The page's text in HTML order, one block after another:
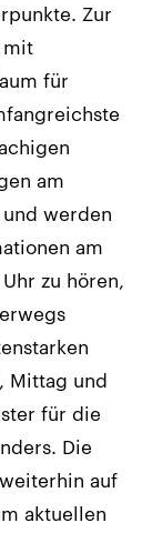
Zur
mit
für
am
werden
am
zu hören,
Mittag und
für die
Die
auf
aktuellen